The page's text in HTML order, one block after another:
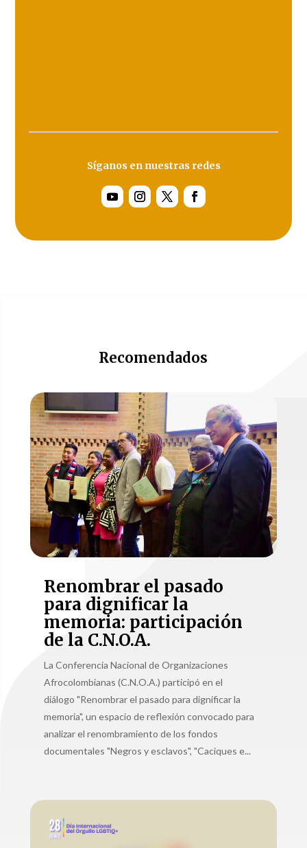
Síganos en nuestras redes
Recomendados
Renombrar el pasado
para dignificar la
memoria: participación
de la C.N.O.A.
La Conferencia Nacional de Organizaciones
Afrocolombianas (C.N.O.A.) participó en el
diálogo "Renombrar el pasado para dignificar la
memoria", un espacio de reflexión convocado para
analizar el renombramiento de los fondos
documentales "Negros y esclavos", "Caciques e...